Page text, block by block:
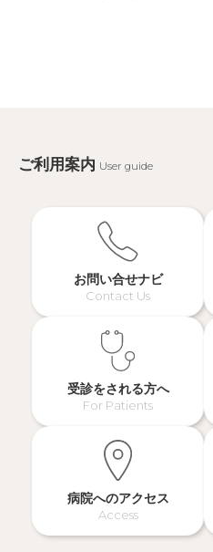
ご利用案内 User guide
お問い合せナビ
Contact Us
受診をされる方へ
For Patients
病院へのアクセス
Access